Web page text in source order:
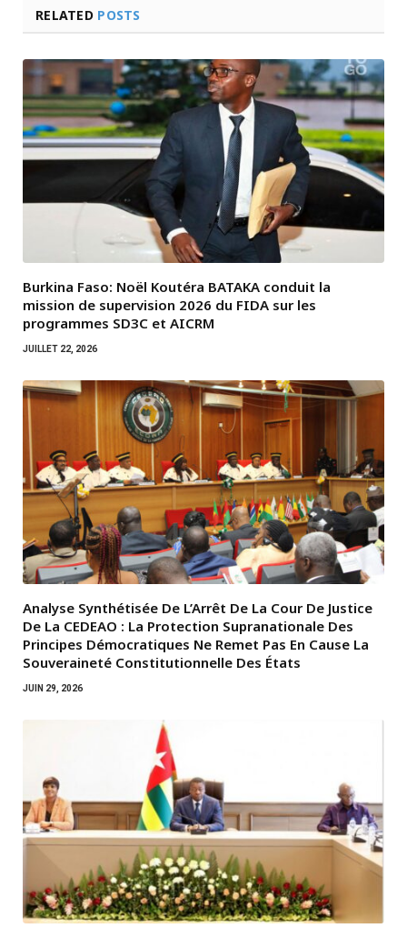
RELATED POSTS
Burkina Faso: Noël Koutéra BATAKA conduit la
mission de supervision 2026 du FIDA sur les
programmes SD3C et AICRM
JUILLET 22, 2026
Analyse Synthétisée De L’Arrêt De La Cour De Justice
De La CEDEAO : La Protection Supranationale Des
Principes Démocratiques Ne Remet Pas En Cause La
Souveraineté Constitutionnelle Des États
JUIN 29, 2026